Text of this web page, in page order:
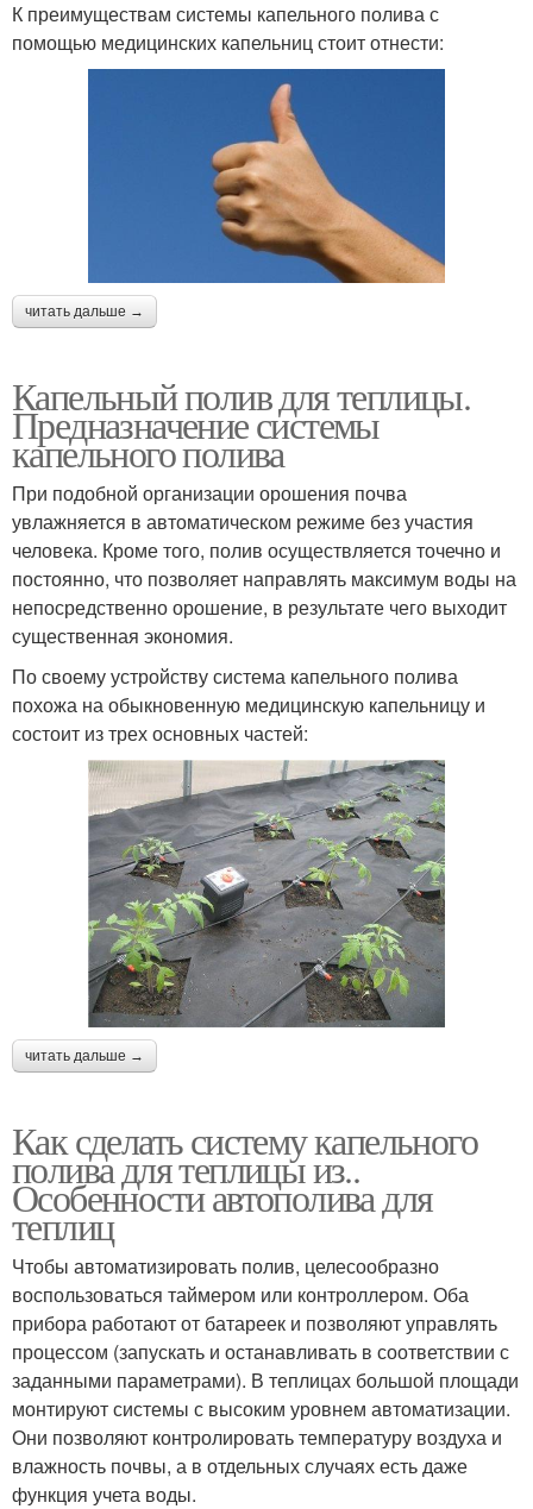
К преимуществам системы капельного полива с
помощью медицинских капельниц стоит отнести:
читать дальше →
Капельный полив для теплицы.
Предназначение системы
капельного полива
При подобной организации орошения почва
увлажняется в автоматическом режиме без участия
человека. Кроме того, полив осуществляется точечно и
постоянно, что позволяет направлять максимум воды на
непосредственно орошение, в результате чего выходит
существенная экономия.
По своему устройству система капельного полива
похожа на обыкновенную медицинскую капельницу и
состоит из трех основных частей:
читать дальше →
Как сделать систему капельного
полива для теплицы из..
Особенности автополива для
теплиц
Чтобы автоматизировать полив, целесообразно
воспользоваться таймером или контроллером. Оба
прибора работают от батареек и позволяют управлять
процессом (запускать и останавливать в соответствии с
заданными параметрами). В теплицах большой площади
монтируют системы с высоким уровнем автоматизации.
Они позволяют контролировать температуру воздуха и
влажность почвы, а в отдельных случаях есть даже
функция учета воды.